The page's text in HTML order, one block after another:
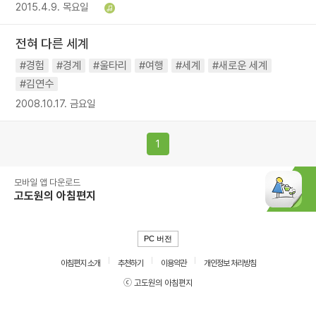
2015.4.9. 목요일
전혀 다른 세계
#경험 #경계 #울타리 #여행 #세계
#새로운 세계
#김연수
2008.10.17. 금요일
1
모바일 앱 다운로드
고도원의 아침편지
PC 버전
아침편지 소개 추천하기 이용약관
개인정보 처리방침
ⓒ 고도원의 아침편지